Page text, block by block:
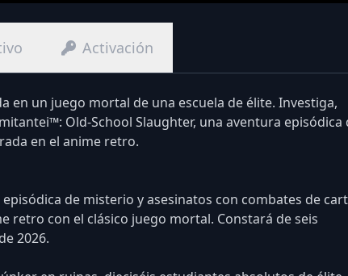
Activación
en un juego mortal de una escuela de élite. Investiga,
Old-School Slaughter, una aventura episódica
en el anime retro.
de misterio y asesinatos con combates de
retro con el clásico juego mortal. Constará de seis
2026.